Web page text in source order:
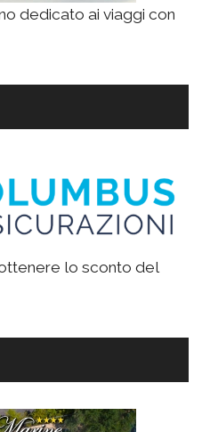
dedicato ai viaggi con
lo sconto del